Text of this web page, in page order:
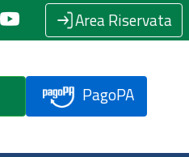
Area Riservata
PagoPA